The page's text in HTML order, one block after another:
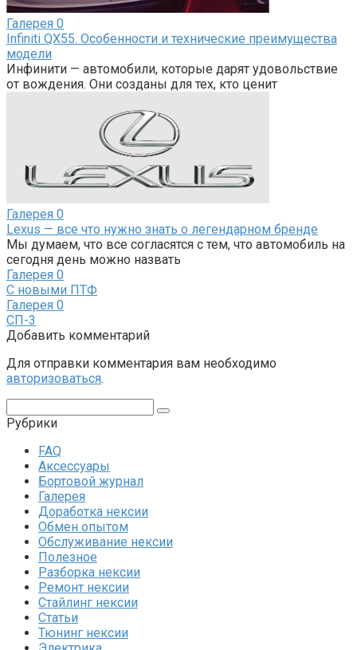
Галерея 0
Infiniti QX55. Особенности и технические преимущества
модели
Инфинити — автомобили, которые дарят удовольствие
от вождения. Они созданы для тех, кто ценит
Галерея 0
Lexus — все что нужно знать о легендарном бренде
Мы думаем, что все согласятся с тем, что автомобиль на
сегодня день можно назвать
Галерея 0
С новыми ПТФ
Галерея 0
СП-3
Добавить комментарий
Для отправки комментария вам необходимо
авторизоваться.
Рубрики
FAQ
Аксессуары
Бортовой журнал
Галерея
Доработка нексии
Обмен опытом
Обслуживание нексии
Полезное
Разборка нексии
Ремонт нексии
Стайлинг нексии
Статьи
Тюнинг нексии